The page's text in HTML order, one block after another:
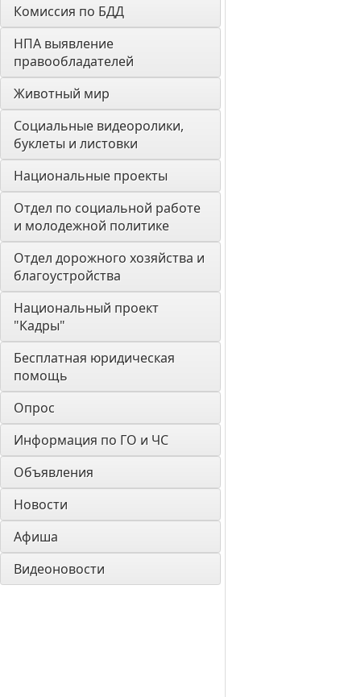
Комиссия по БДД
НПА выявление
правообладателей
Животный мир
Социальные видеоролики,
буклеты и листовки
Национальные проекты
Отдел по социальной работе
и молодежной политике
Отдел дорожного хозяйства и
благоустройства
Национальный проект
"Кадры"
Бесплатная юридическая
помощь
Опрос
Информация по ГО и ЧС
Объявления
Новости
Афиша
Видеоновости